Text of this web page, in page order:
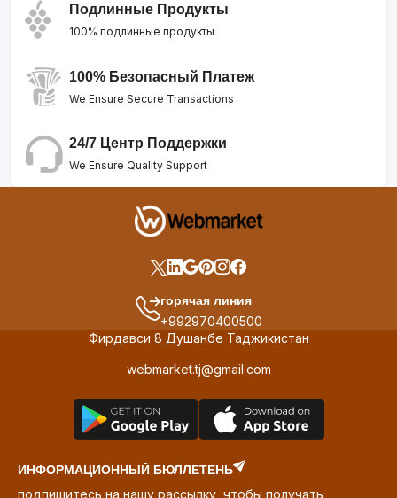
Подлинные Продукты
100% подлинные продукты
100% Безопасный Платеж
We Ensure Secure Transactions
24/7 Центр Поддержки
We Ensure Quality Support
горячая линия
+992970400500
Фирдавси 8 Душанбе Таджикистан
webmarket.tj@gmail.com
ИНФОРМАЦИОННЫЙ БЮЛЛЕТЕНЬ
подпишитесь на нашу рассылку, чтобы получать